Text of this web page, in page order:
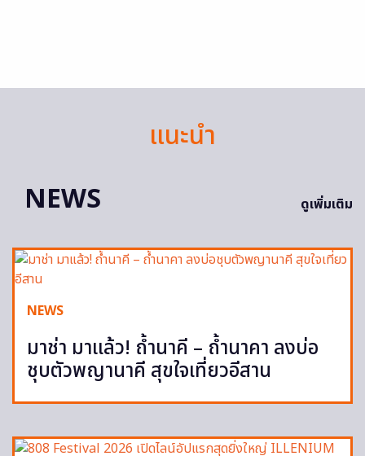
แนะนำ
NEWS
ดูเพิ่มเติม
NEWS
มาช่า มาแล้ว! ถ้ำนาคี – ถ้ำนาคา ลงบ่อ
ชุบตัวพญานาคี สุขใจเที่ยวอีสาน